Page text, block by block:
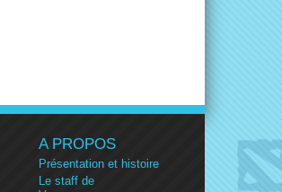
A PROPOS
Présentation et histoire
Le staff de